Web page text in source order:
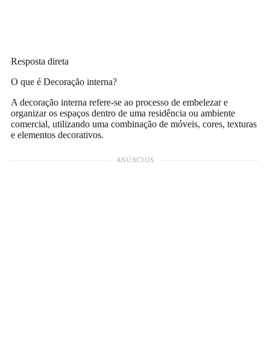
Resposta direta
O que é Decoração interna?
A decoração interna refere-se ao processo de embelezar e
organizar os espaços dentro de uma residência ou ambiente
comercial, utilizando uma combinação de móveis, cores, texturas
e elementos decorativos.
ANÚNCIOS